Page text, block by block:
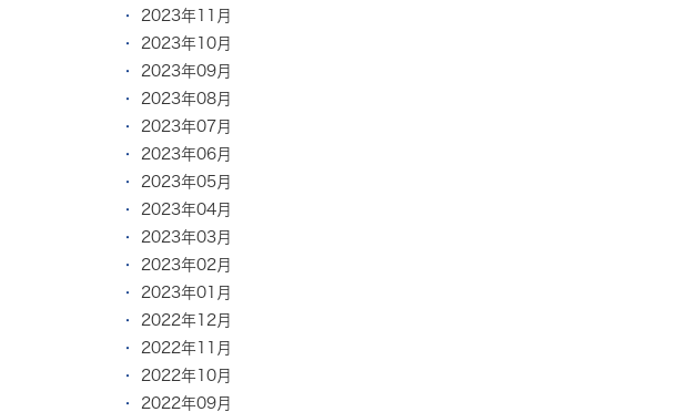
2023年11月
2023年10月
2023年09月
2023年08月
2023年07月
2023年06月
2023年05月
2023年04月
2023年03月
2023年02月
2023年01月
2022年12月
2022年11月
2022年10月
2022年09月